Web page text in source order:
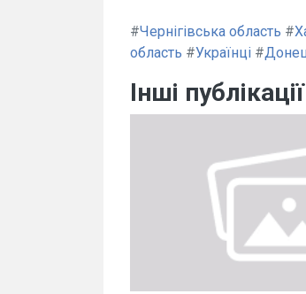
#Чернігівська область #
область #Українці #
Інші публікації